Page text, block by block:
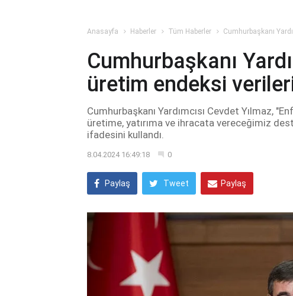
Anasayfa Haberler Tüm Haberler Cumhurbaşkanı
Cumhurbaşkanı
üretim endeksi
Cumhurbaşkanı Yardımcısı Cevdet Yılmaz,
üretime, yatırıma ve ihracata vereceğimiz
ifadesini kullandı.
8.04.2024 16:49:18 0
Paylaş Tweet Paylaş